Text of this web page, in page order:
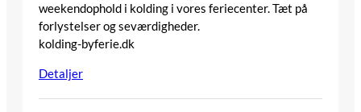
weekendophold i kolding i vores feriecenter. Tæt på
forlystelser og seværdigheder.
kolding-byferie.dk
Detaljer